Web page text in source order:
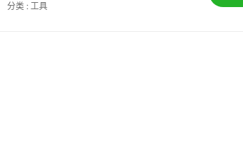
分类 : 工具